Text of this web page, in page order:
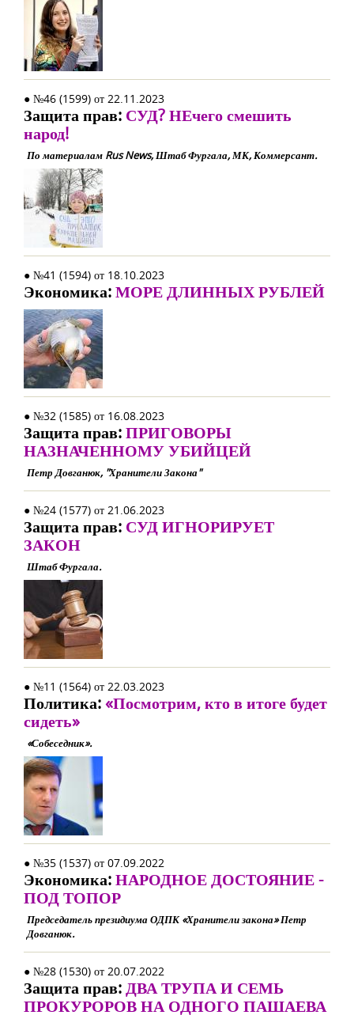
● №46 (1599) от 22.11.2023
Защита прав: СУД? НЕчего смешить
народ!
По материалам Rus News, Штаб Фургала, МК, Коммерсант.
● №41 (1594) от 18.10.2023
Экономика:МОРЕ ДЛИННЫХ РУБЛЕЙ
● №32 (1585) от 16.08.2023
Защита прав:ПРИГОВОРЫ
НАЗНАЧЕННОМУ УБИЙЦЕЙ
Петр Довганюк, "Хранители Закона"
● №24 (1577) от 21.06.2023
Защита прав: СУД ИГНОРИРУЕТ
ЗАКОН
Штаб Фургала.
● №11 (1564) от 22.03.2023
Политика:«Посмотрим, кто в итоге будет
сидеть»
«Собеседник».
● №35 (1537) от 07.09.2022
Экономика:НАРОДНОЕ ДОСТОЯНИЕ -
ПОД ТОПОР
Председатель президиума ОДПК «Хранители закона» Петр
Довганюк.
● №28 (1530) от 20.07.2022
Защита прав:ДВА ТРУПА И СЕМЬ
ПРОКУРОРОВ НА ОДНОГО ПАШАЕВА